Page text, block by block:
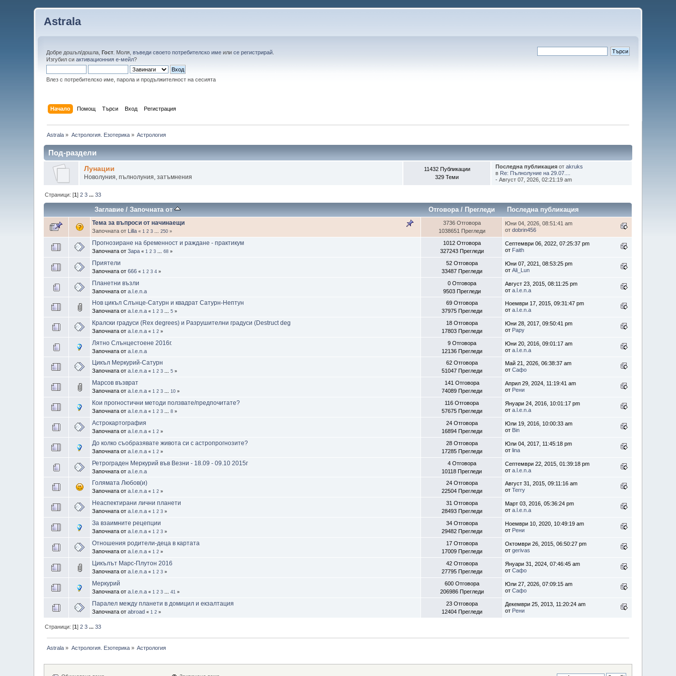
Astrala
Добре дошъл/дошла,Гост . Моля,въведи своето потребителско име илисе регистрирай
Изгубил сиактивационния е-мейл?
Влез с потребителско име, парола и продължителност на сесията
Начало Помощ Търси Вход Регистрация
Astrala » Астрология. Езотерика» Астрология
Под-раздели
Лунации
Новолуния, пълнолуния, затъмнения
11432 Публикации
329 Теми
Последна публикацияот akruks
в Re: Пълнолуние на 29.07....
- Август 07, 2026, 02:21:19 am
Страници: [1]2 3 ...33
Заглавие /Започната от Отговора/ Прегледи Последна публикация
Тема за въпроси от начинаещи
Започната от Lilla «1 2 3 ...250 »
3736 Отговора
1038651 Прегледи
Юни 04, 2026, 08:51:41 am
отdobrin456
Прогнозиране на бременност и раждане - практикум
Започната от3apa «1 2 3 ...68 »
1012 Отговора
327243 Прегледи
Септември 06, 2022, 07:25:37 pm
от Faith
Приятели
Започната от666 «1 2 3 4 »
52 Отговора
33487 Прегледи
Юни 07, 2021, 08:53:25 pm
отAli_Lun
Планетни възли
Започната отa.l.e.n.a
0 Отговора
9503 Прегледи
Август 23, 2015, 08:11:25 pm
отa.l.e.n.a
Нов цикъл Слънце-Сатурн и квадрат Сатурн-Нептун
Започната отa.l.e.n.a «1 2 3 ...5 »
69 Отговора
37975 Прегледи
Ноември 17, 2015, 09:31:47 pm
отa.l.e.n.a
Кралски градуси (Rex degrees) и Разрушителни градуси (Destruct deg
Започната отa.l.e.n.a «1 2 »
18 Отговора
17803 Прегледи
Юни 28, 2017, 09:50:41 pm
от Papy
Лятно Слънцестоене 2016г.
Започната отa.l.e.n.a
9 Отговора
12136 Прегледи
Юни 20, 2016, 09:01:17 am
отa.l.e.n.a
Цикъл Меркурий-Сатурн
Започната отa.l.e.n.a «1 2 3 ...5 »
62 Отговора
51047 Прегледи
Май 21, 2026, 06:38:37 am
отСафо
Марсов възврат
Започната отa.l.e.n.a «1 2 3 ...10 »
141 Отговора
74089 Прегледи
Април 29, 2024, 11:19:41 am
от Рени
Кои прогностични методи ползвате/предпочитате?
Започната отa.l.e.n.a «1 2 3 ...8 »
116 Отговора
57675 Прегледи
Януари 24, 2016, 10:01:17 pm
отa.l.e.n.a
Астрокартография
Започната отa.l.e.n.a «1 2 »
24 Отговора
16894 Прегледи
Юли 19, 2016, 10:00:33 am
от Bin
До колко съобразявате живота си с астропрогнозите?
Започната отa.l.e.n.a «1 2 »
28 Отговора
17285 Прегледи
Юли 04, 2017, 11:45:18 pm
отlina
Ретрограден Меркурий във Везни - 18.09 - 09.10 2015г
Започната отa.l.e.n.a
4 Отговора
10118 Прегледи
Септември 22, 2015, 01:39:18 pm
отa.l.e.n.a
Голямата Любов(и)
Започната отa.l.e.n.a «1 2 »
24 Отговора
22504 Прегледи
Август 31, 2015, 09:11:16 am
отTerry
Неаспектирани лични планети
Започната отa.l.e.n.a «1 2 3 »
31 Отговора
28493 Прегледи
Март 03, 2016, 05:36:24 pm
отa.l.e.n.a
За взаимните рецепции
Започната отa.l.e.n.a «1 2 3 »
34 Отговора
29482 Прегледи
Ноември 10, 2020, 10:49:19 am
от Рени
Отношения родители-деца в картата
Започната отa.l.e.n.a «1 2 »
17 Отговора
17009 Прегледи
Октомври 26, 2015, 06:50:27 pm
отgerivas
Цикълът Марс-Плутон 2016
Започната отa.l.e.n.a «1 2 3 »
42 Отговора
27795 Прегледи
Януари 31, 2024, 07:46:45 am
отСафо
Меркурий
Започната отa.l.e.n.a «1 2 3 ...41 »
600 Отговора
206986 Прегледи
Юли 27, 2026, 07:09:15 am
отСафо
Паралел между планети в домицил и екзалтация
Започната отabroad «1 2 »
23 Отговора
12404 Прегледи
Декември 25, 2013, 11:20:24 am
от Рени
Страници: [1]2 3 ...33
Astrala » Астрология. Езотерика» Астрология